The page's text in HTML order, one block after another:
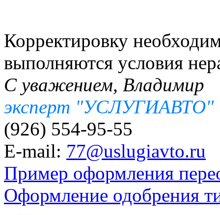
Корректировку
выполняются условия
С уважением, Владимир
эксперт "УСЛУГИАВТО"
(926) 554-95-55
E-mail: 77@uslugiavto.ru
Пример оформления
Оформление одобрения